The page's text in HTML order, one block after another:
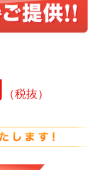
（税抜）